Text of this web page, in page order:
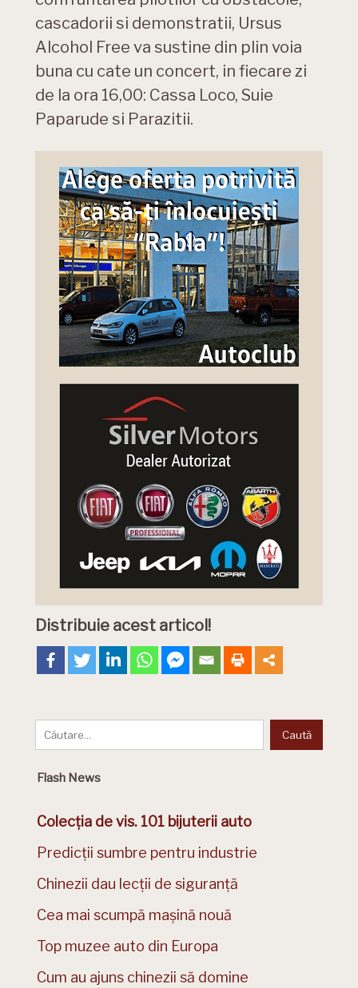
cascadorii si demonstratii, Ursus
Alcohol Free va sustine din plin voia
buna cu cate un concert, in fiecare zi
de la ora 16,00: Cassa Loco, Suie
Paparude si Parazitii.
Distribuie acest articol!
Flash News
Colecția de vis. 101 bijuterii auto
Predicții sumbre pentru industrie
Chinezii dau lecții de siguranță
Cea mai scumpă mașină nouă
Top muzee auto din Europa
Cum au ajuns chinezii să domine